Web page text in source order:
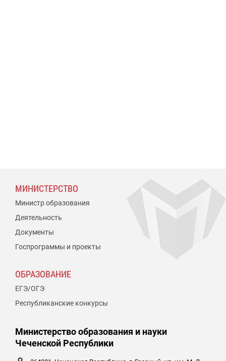
МИНИСТЕРСТВО
Министр образования
Деятельность
Документы
Госпрограммы и проекты
ОБРАЗОВАНИЕ
ЕГЭ/ОГЭ
Республиканские конкурсы
Министерство образования и науки
Чеченской Республики